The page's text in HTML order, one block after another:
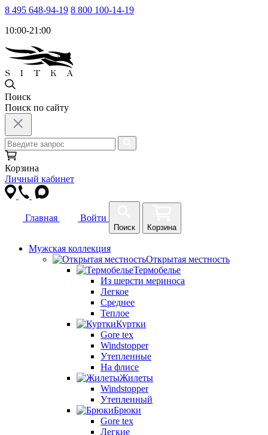
8 495 648-94-19 8 800 100-14-19
10:00-21:00
Поиск
Поиск по сайту
Корзина
Личный кабинет
Главная Войти
Поиск Корзина
Мужская коллекция
Открытая местность
Термобелье
Из шерсти мериноса
Легкое
Среднее
Теплое
Куртки
Gore tex
Windstopper
Утепленные
На флисе
Жилеты
Windstopper
Утепленный
Брюки
Gore tex
Легкие